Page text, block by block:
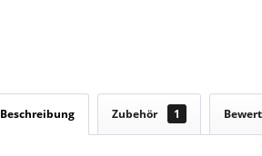
Beschreibung Zubehör 1